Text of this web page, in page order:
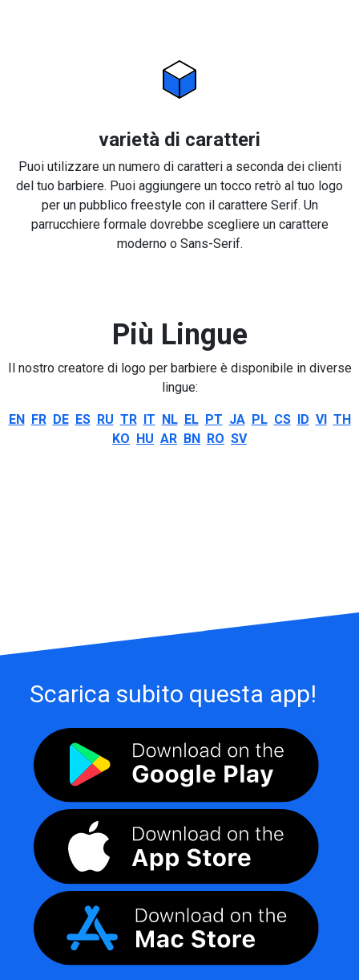
varietà di caratteri
Puoi utilizzare un numero di caratteri a seconda dei clienti
del tuo barbiere. Puoi aggiungere un tocco retrò al tuo logo
per un pubblico freestyle con il carattere Serif. Un
parrucchiere formale dovrebbe scegliere un carattere
moderno o Sans-Serif.
Più Lingue
Il nostro creatore di logo per barbiere è disponibile in diverse
lingue:
EN FR DE ES RU TR IT NL EL PT JA PL CS ID VI TH
KO HU AR BN RO SV
Scarica subito questa app!